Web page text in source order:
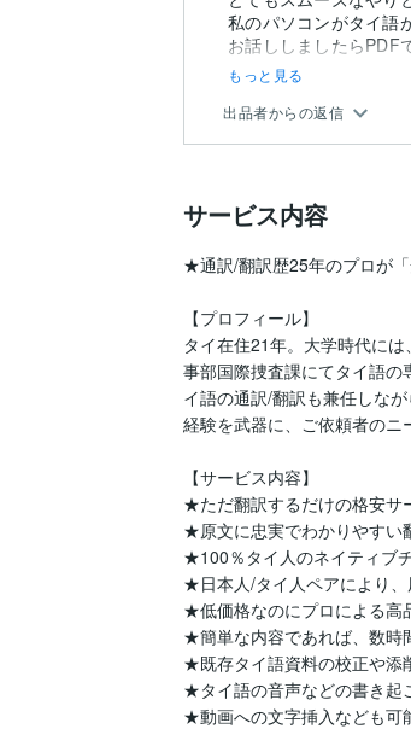
私のパソコンがタイ語
お話ししましたらPDF
もっと見る
出品者からの返信
サービス内容
★通訳/翻訳歴25年のプロが
【プロフィール】
タイ在住21年。大学時代に
事部国際捜査課にてタイ語
イ語の通訳/翻訳も兼任しな
経験を武器に、ご依頼者のニ
【サービス内容】
★ただ翻訳するだけの格安サ
★原文に忠実でわかりやすい
★100％タイ人のネイティブ
★日本人/タイ人ペアにより、
★低価格なのにプロによる高
★簡単な内容であれば、数時
★既存タイ語資料の校正や添
★タイ語の音声などの書き起
★動画への文字挿入なども可